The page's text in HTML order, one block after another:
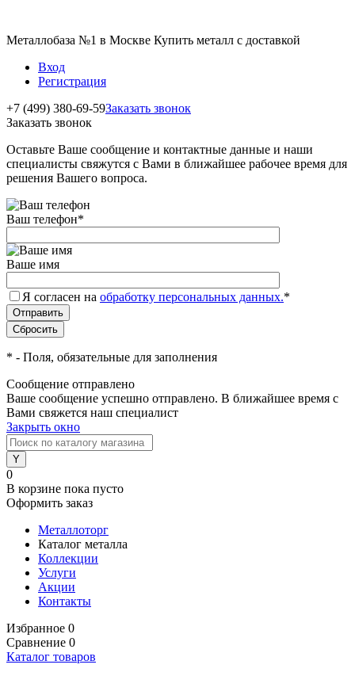
Металлобаза №1 в Москве Купить металл с доставкой
Вход
Регистрация
+7 (499) 380-69-59Заказать звонок
Заказать звонок
Оставьте Ваше сообщение и контактные данные и наши
специалисты свяжутся с Вами в ближайшее рабочее время для
решения Вашего вопроса.
Ваш телефон*
Ваше имя
Я согласен на обработку персональных данных.*
* - Поля, обязательные для заполнения
Сообщение отправлено
Ваше сообщение успешно отправлено. В ближайшее время с
Вами свяжется наш специалист
Закрыть окно
0
В корзине пока пусто
Оформить заказ
Металлоторг
Каталог металла
Коллекции
Услуги
Акции
Контакты
Избранное 0
Сравнение 0
Каталог товаров